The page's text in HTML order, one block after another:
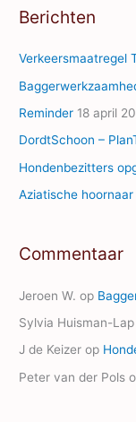
d
r
e
s
s
Berichten
Verkeersmaatregel
Reminder 18 april
DordtSchoon –
Hondenbezitters
Aziatische hoornaar
Commentaar
Jeroen W. op
Sylvia Huisman-Lap
J de Keizer op
Peter van der Pols